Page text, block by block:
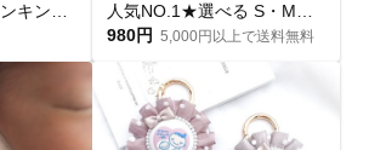
980円 5,000円以上で送料無料